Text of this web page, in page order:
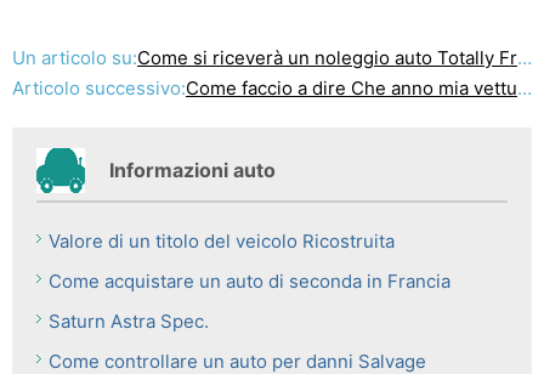
Un articolo su:Come si riceverà un noleggio auto Totally Free VIN rapporto
Articolo successivo:Come faccio a dire Che anno mia vettura è stata costruita ?
Informazioni auto
Valore di un titolo del veicolo Ricostruita
Come acquistare un auto di seconda in Francia
Saturn Astra Spec.
Come controllare un auto per danni Salvage